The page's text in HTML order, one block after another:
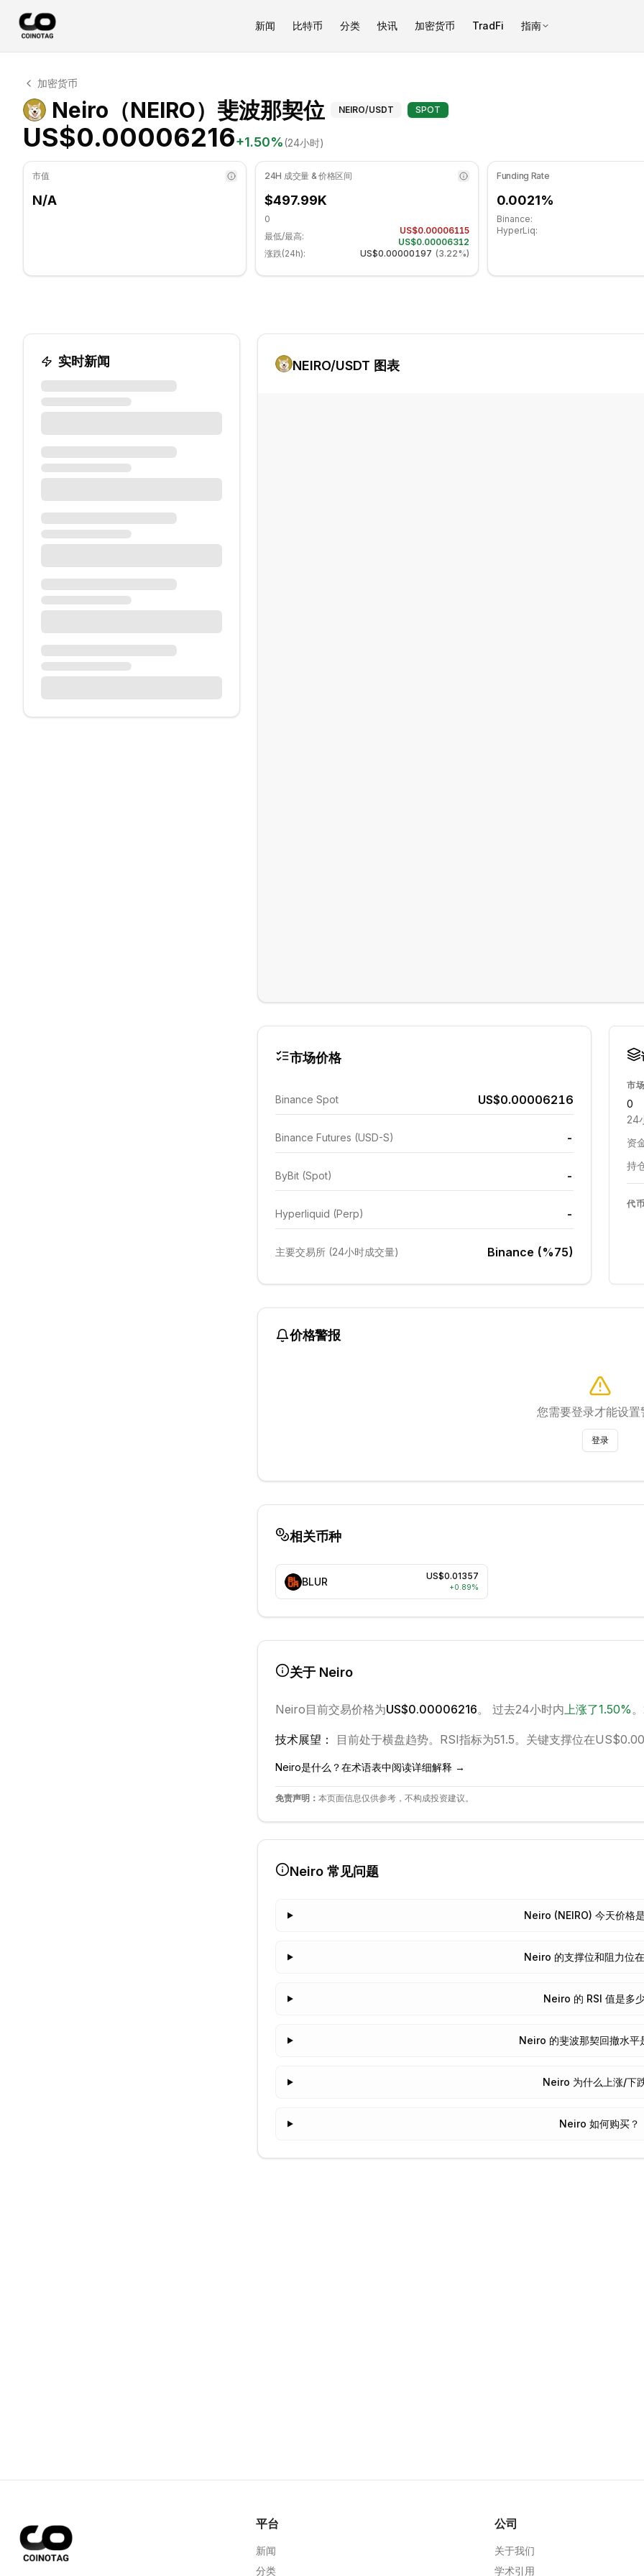
新闻 比特币 分类 快讯 加密货币 TradFi 指南
Neiro 技术分析
Neiro 目前交易价格为 US$0.00006216. RSI 指标为 51.51 处于中性区域. 日线趋势横盘. 重要支撑位: $0.00006127, 阻
加密货币
Neiro（NEIRO）斐波那契位 Neiro（NEIRO）斐波那契位 -
NEIRO/USDT SPOT
US$0.00006216+1.50%(24小时)
市值
N/A
24H 成交量 & 价格区间
$497.99K
0
最低/最高:
US$0.00006115
US$0.00006312
涨跌(24h):
US$0.00000197 (3.22%)
Funding Rate
0.0021%
Binance:
HyperLiq:
实时新闻 NEIRO/USDT 图表
市场价格
Binance Spot US$0.00006216
Binance Futures (USD-S) -
ByBit (Spot) -
Hyperliquid (Perp) -
主要交易所 (24小时成交量) Binance (%75)
市
0
24
资
持
代
价格警报
您需要登录才能设置
登录
相关币种
BLUR US$0.01357
+0.89%
关于 Neiro
Neiro目前交易价格为US$0.00006216。 过去24小时内上涨了1.50%。
技术展望： 目前处于横盘趋势。 RSI指标为51.5。 关键支撑位在
Neiro是什么？在术语表中阅读详细解释 →
免责声明： 本页面信息仅供参考，不构成投资建议。
Neiro常见问题
Neiro (NEIRO) 今天价格
Neiro 的支撑位和阻力位
Neiro 的 RSI 值是多
Neiro 的斐波那契回撤水平
Neiro 为什么上涨/下
Neiro 如何购买？
平台
新闻
分类
公司
关于我们
学术引用